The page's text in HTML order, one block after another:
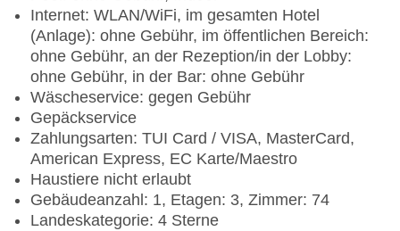
Internet: WLAN/WiFi, im gesamten Hotel
(Anlage): ohne Gebühr, im öffentlichen Bereich:
ohne Gebühr, an der Rezeption/in der Lobby:
ohne Gebühr, in der Bar: ohne Gebühr
Wäscheservice: gegen Gebühr
Gepäckservice
Zahlungsarten: TUI Card / VISA, MasterCard,
American Express, EC Karte/Maestro
Haustiere nicht erlaubt
Gebäudeanzahl: 1, Etagen: 3, Zimmer: 74
Landeskategorie: 4 Sterne